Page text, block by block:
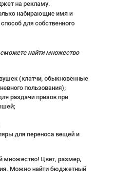
на рекламу.
набирающие имя и
для собственного
найти множество
(клатчи, обыкновенные
пользования);
раздачи призов при
для переноса вещей и
множество! Цвет, размер,
Можно найти бюджетный